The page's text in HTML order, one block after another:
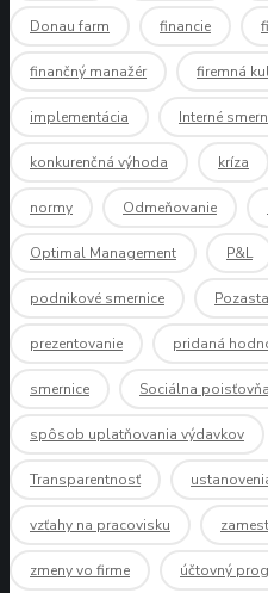
Donau farm financie
finančný manažér firemná
implementácia Interné
konkurenčná výhoda kríza
normy Odmeňovanie
Optimal Management P&L
podnikové smernice
prezentovanie pridaná
smernice Sociálna poisťovňa
spôsob uplatňovania výdavkov
Transparentnosť
vzťahy na pracovisku
zmeny vo firme účtovný